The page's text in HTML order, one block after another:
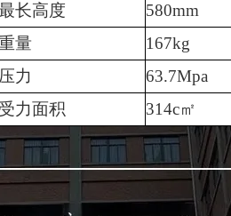
长高度
580mm
量
167kg
压力
63.7Mpa
受力面积 314c㎡